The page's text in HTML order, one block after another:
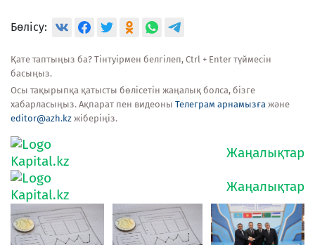
Бөлісу:
Қате таптыңыз ба? Тінтуірмен белгілеп, Ctrl + Enter түймесін
басыңыз.
Осы тақырыпқа қатысты бөлісетін жаңалық болса, бізге
хабарласыңыз. Ақпарат пен видеоны Телеграм арнамызға және
editor@azh.kz жіберіңіз.